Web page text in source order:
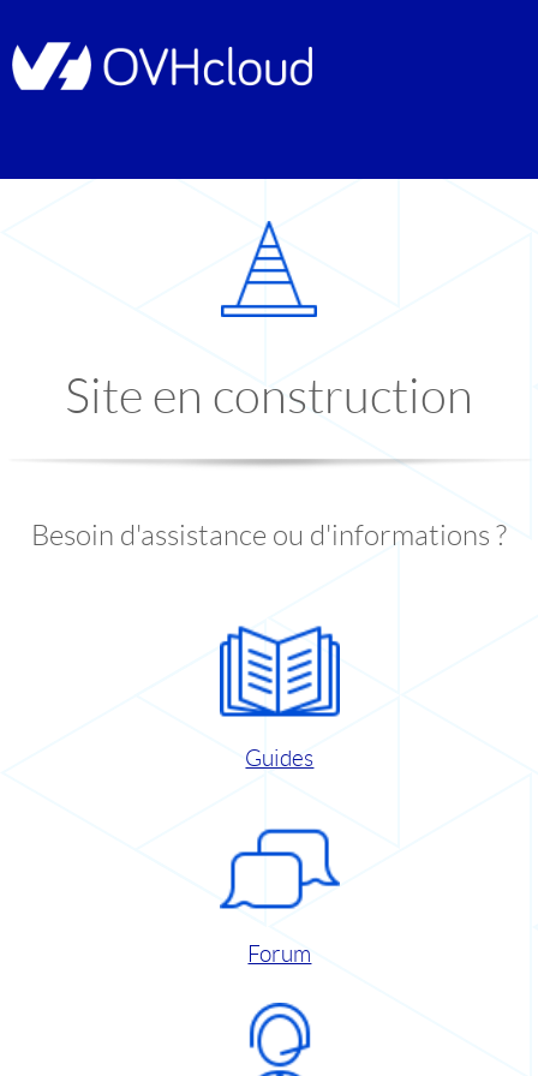
Site en construction
Besoin d'assistance ou d'informations ?
Guides
Forum